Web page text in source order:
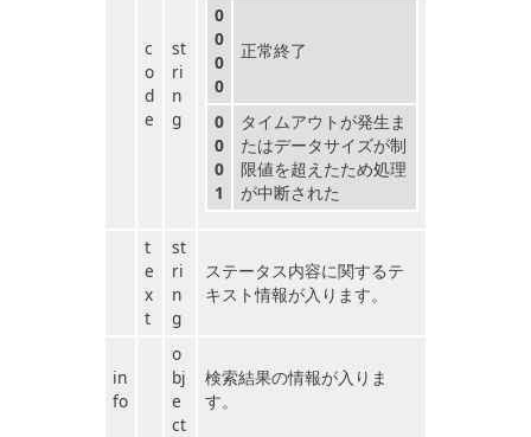
c
o
d
e
st
ri
n
g
0
0
0
0
正常終了
0
0
0
1
タイムアウトが発生ま
たはデータサイズが制
限値を超えたため処理
が中断された
t
e
x
t
st
ri
n
g
ステータス内容に関するテ
キスト情報が入ります。
in
fo
o
bj
e
ct
検索結果の情報が入りま
す。